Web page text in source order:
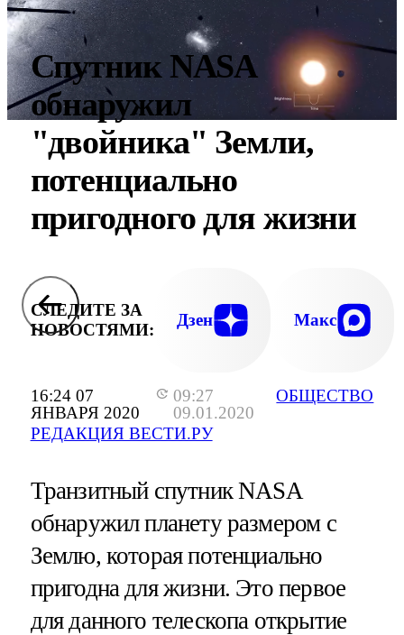
16:24 07
ЯНВАРЯ 2020
09:27
09.01.2020
РЕДАКЦИЯ ВЕСТИ.РУ
ОБЩЕСТВО
Спутник NASA
обнаружил
"двойника" Земли,
потенциально
пригодного для жизни
СЛЕДИТЕ ЗА
НОВОСТЯМИ:
Дзен Макс
Транзитный спутник NASA
обнаружил планету размером с
Землю, которая потенциально
пригодна для жизни. Это первое
для данного телескопа открытие